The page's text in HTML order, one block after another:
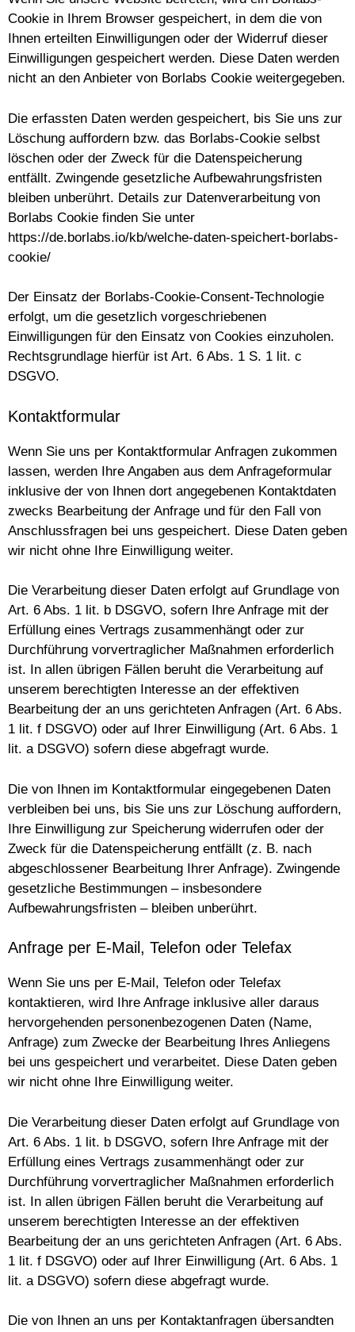
Cookie in Ihrem Browser gespeichert, in dem die von
Ihnen erteilten Einwilligungen oder der Widerruf dieser
Einwilligungen gespeichert werden. Diese Daten werden
nicht an den Anbieter von Borlabs Cookie weitergegeben.
Die erfassten Daten werden gespeichert, bis Sie uns zur
Löschung auffordern bzw. das Borlabs-Cookie selbst
löschen oder der Zweck für die Datenspeicherung
entfällt. Zwingende gesetzliche Aufbewahrungsfristen
bleiben unberührt. Details zur Datenverarbeitung von
Borlabs Cookie finden Sie unter
https://de.borlabs.io/kb/welche-daten-speichert-borlabs-
cookie/
Der Einsatz der Borlabs-Cookie-Consent-Technologie
erfolgt, um die gesetzlich vorgeschriebenen
Einwilligungen für den Einsatz von Cookies einzuholen.
Rechtsgrundlage hierfür ist Art. 6 Abs. 1 S. 1 lit. c
DSGVO.
Kontaktformular
Wenn Sie uns per Kontaktformular Anfragen zukommen
lassen, werden Ihre Angaben aus dem Anfrageformular
inklusive der von Ihnen dort angegebenen Kontaktdaten
zwecks Bearbeitung der Anfrage und für den Fall von
Anschlussfragen bei uns gespeichert. Diese Daten geben
wir nicht ohne Ihre Einwilligung weiter.
Die Verarbeitung dieser Daten erfolgt auf Grundlage von
Art. 6 Abs. 1 lit. b DSGVO, sofern Ihre Anfrage mit der
Erfüllung eines Vertrags zusammenhängt oder zur
Durchführung vorvertraglicher Maßnahmen erforderlich
ist. In allen übrigen Fällen beruht die Verarbeitung auf
unserem berechtigten Interesse an der effektiven
Bearbeitung der an uns gerichteten Anfragen (Art. 6 Abs.
1 lit. f DSGVO) oder auf Ihrer Einwilligung (Art. 6 Abs. 1
lit. a DSGVO) sofern diese abgefragt wurde.
Die von Ihnen im Kontaktformular eingegebenen Daten
verbleiben bei uns, bis Sie uns zur Löschung auffordern,
Ihre Einwilligung zur Speicherung widerrufen oder der
Zweck für die Datenspeicherung entfällt (z. B. nach
abgeschlossener Bearbeitung Ihrer Anfrage). Zwingende
gesetzliche Bestimmungen – insbesondere
Aufbewahrungsfristen – bleiben unberührt.
Anfrage per E-Mail, Telefon oder Telefax
Wenn Sie uns per E-Mail, Telefon oder Telefax
kontaktieren, wird Ihre Anfrage inklusive aller daraus
hervorgehenden personenbezogenen Daten (Name,
Anfrage) zum Zwecke der Bearbeitung Ihres Anliegens
bei uns gespeichert und verarbeitet. Diese Daten geben
wir nicht ohne Ihre Einwilligung weiter.
Die Verarbeitung dieser Daten erfolgt auf Grundlage von
Art. 6 Abs. 1 lit. b DSGVO, sofern Ihre Anfrage mit der
Erfüllung eines Vertrags zusammenhängt oder zur
Durchführung vorvertraglicher Maßnahmen erforderlich
ist. In allen übrigen Fällen beruht die Verarbeitung auf
unserem berechtigten Interesse an der effektiven
Bearbeitung der an uns gerichteten Anfragen (Art. 6 Abs.
1 lit. f DSGVO) oder auf Ihrer Einwilligung (Art. 6 Abs. 1
lit. a DSGVO) sofern diese abgefragt wurde.
Die von Ihnen an uns per Kontaktanfragen übersandten